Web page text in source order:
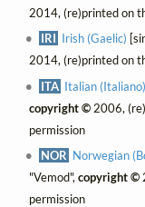
2014, (re)printed on
IRI Irish (Gaelic)
2014, (re)printed on
ITA Italian (Italiano)
copyright ©2006,
permission
NOR Norwegian
"Vemod", copyright ©
permission